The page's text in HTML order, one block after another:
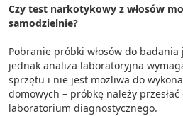
Czy test narkotykowy z włosów
samodzielnie?
Pobranie próbki włosów do
jednak analiza laboratoryjna
sprzętu i nie jest możliwa do
domowych – próbkę należy
laboratorium diagnostycznego.